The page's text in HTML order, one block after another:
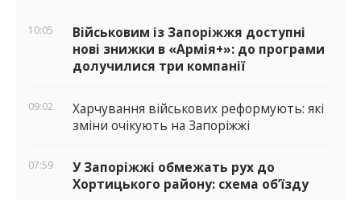
10:05
Військовим із Запоріжжя доступні
нові знижки в «Армія+»: до програми
долучилися три компанії
09:02
Харчування військових реформують: які
зміни очікують на Запоріжжі
07:59
У Запоріжжі обмежать рух до
Хортицького району: схема об’їзду